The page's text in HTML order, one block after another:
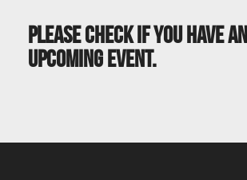
Please Check If You Have
Upcoming Event.